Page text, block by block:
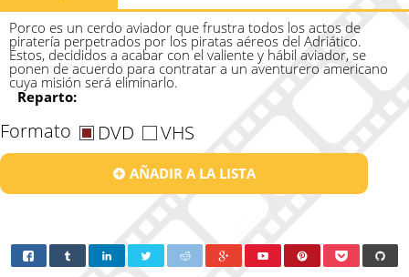
Porco es un cerdo aviador que frustra todos los actos de
piratería perpetrados por los piratas aéreos del Adriático.
Éstos, decididos a acabar con el valiente y hábil aviador, se
ponen de acuerdo para contratar a un aventurero americano
cuya misión será eliminarlo.
Reparto:
Formato DVD VHS
AÑADIR A LA LISTA